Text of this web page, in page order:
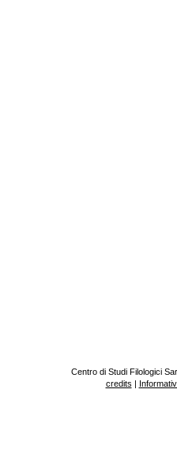
Centro di Studi Filologici
credits |